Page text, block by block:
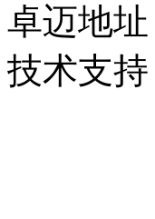
卓迈地
技术支持